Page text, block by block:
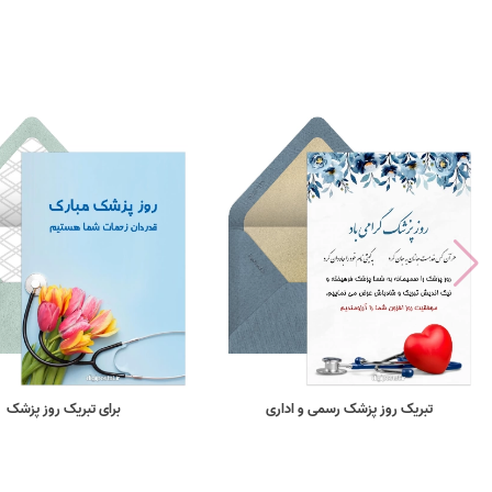
تبریک روز پزشک رسمی و اداری برای تبریک روز پزشک